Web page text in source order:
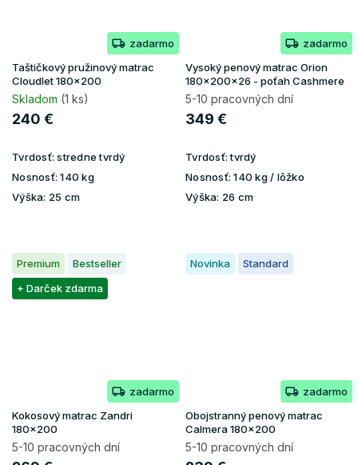
zadarmo
Taštičkový pružinový matrac
Cloudlet 180x200
Skladom (1 ks)
240 €
Tvrdosť: stredne tvrdý
Nosnosť: 140 kg
Výška: 25 cm
zadarmo
Vysoký penový matrac Orion
180x200x26 - poťah Cashmere
5-10 pracovných dní
349 €
Tvrdosť:tvrdý
Nosnosť: 140 kg / lôžko
Výška: 26 cm
Premium
Bestseller
+ Darček zdarma
zadarmo
Kokosový matrac Zandri
180x200
5-10 pracovných dní
Novinka Standard
zadarmo
Obojstranný penový matrac
Calmera 180x200
5-10 pracovných dní